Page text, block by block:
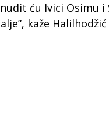
ću Ivici Osimu
kaže Halilhodžić